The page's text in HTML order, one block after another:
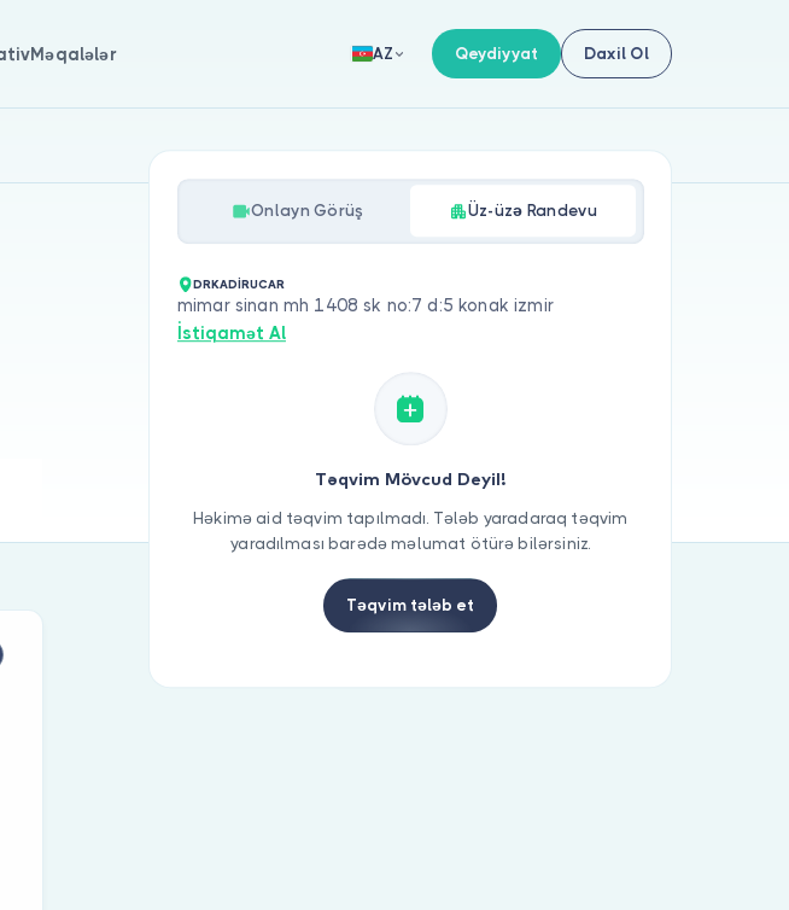
Məqalələr AZ Qeydiyyat Daxil Ol
Onlayn Görüş Üz-üzə Randevu
DRKADİRUCAR
mimar sinan mh 1408 sk no:7 d:5 konak izmir
İstiqamət Al
Təqvim Mövcud Deyil!
Həkimə aid təqvim tapılmadı. Tələb yaradaraq təqvim
yaradılması barədə məlumat ötürə bilərsiniz.
Təqvim tələb et